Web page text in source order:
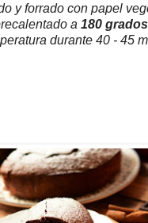
y forrado con papel
a 180 grados
durante 40 - 45